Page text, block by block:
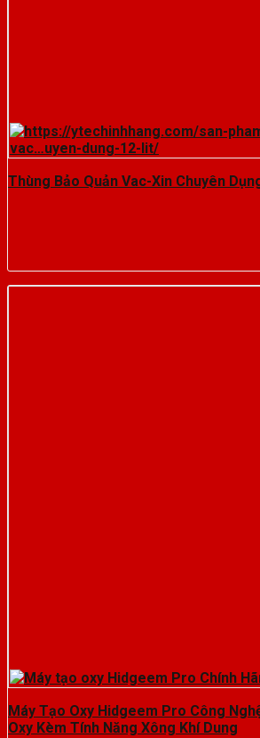
Thùng Bảo Quản Vac-Xin Chuyên
Máy Tạo Oxy Hidgeem Pro Công
Oxy Kèm Tính Năng Xông Khí Dung